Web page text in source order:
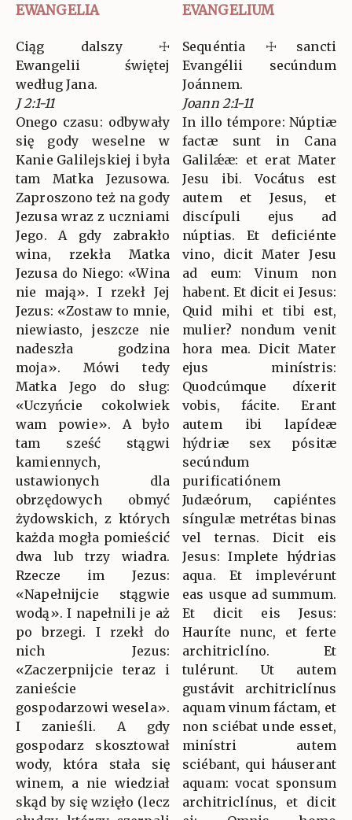
EWANGELIA EVANGELIUM
Ciąg dalszy ☩
Ewangelii świętej
według Jana.
J 2:1-11
Onego czasu: odbywały
się gody weselne w
Kanie Galilejskiej i była
tam Matka Jezusowa.
Zaproszono też na gody
Jezusa wraz z uczniami
Jego. A gdy zabrakło
wina, rzekła Matka
Jezusa do Niego: «Wina
nie mają». I rzekł Jej
Jezus: «Zostaw to mnie,
niewiasto, jeszcze nie
nadeszła godzina
moja». Mówi tedy
Matka Jego do sług:
«Uczyńcie cokolwiek
wam powie». A było
tam sześć stągwi
kamiennych,
ustawionych dla
obrzędowych obmyć
żydowskich, z których
każda mogła pomieścić
dwa lub trzy wiadra.
Rzecze im Jezus:
«Napełnijcie stągwie
wodą». I napełnili je aż
po brzegi. I rzekł do
nich Jezus:
«Zaczerpnijcie teraz i
zanieście
gospodarzowi wesela».
I zanieśli. A gdy
gospodarz skosztował
wody, która stała się
winem, a nie wiedział
skąd by się wzięło (lecz
Sequéntia ☩ sancti
Evangélii secúndum
Joánnem.
Joann 2:1-11
In illo témpore: Núptiæ
factæ sunt in Cana
Galilǽæ: et erat Mater
Jesu ibi. Vocátus est
autem et Jesus, et
discípuli ejus ad
núptias. Et deficiénte
vino, dicit Mater Jesu
ad eum: Vinum non
habent. Et dicit ei Jesus:
Quid mihi et tibi est,
mulier? nondum venit
hora mea. Dicit Mater
ejus minístris:
Quodcúmque díxerit
vobis, fácite. Erant
autem ibi lapídeæ
hýdriæ sex pósitæ
secúndum
purificatiónem
Judæórum, capiéntes
síngulæ metrétas binas
vel ternas. Dicit eis
Jesus: Implete hýdrias
aqua. Et implevérunt
eas usque ad summum.
Et dicit eis Jesus:
Hauríte nunc, et ferte
architriclíno. Et
tulérunt. Ut autem
gustávit architriclínus
aquam vinum fáctam, et
non sciébat unde esset,
minístri autem
sciébant, qui háuserant
aquam: vocat sponsum
architriclínus, et dicit